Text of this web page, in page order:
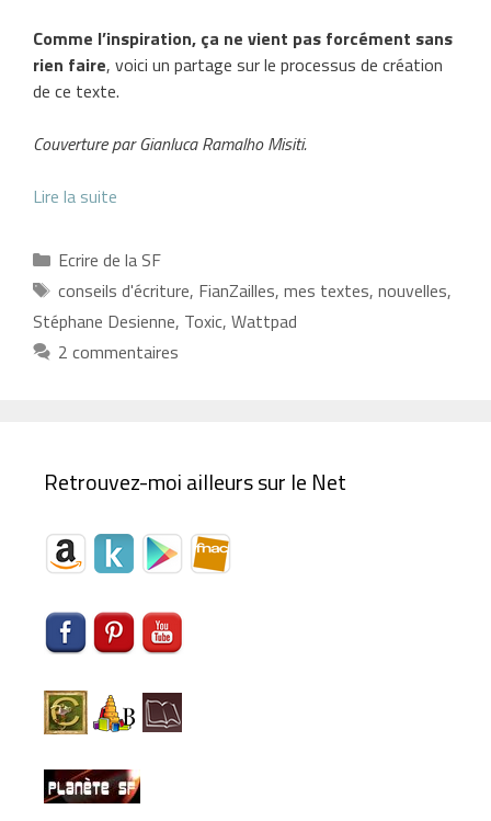
Comme l’inspiration, ça ne vient pas forcément sans
rien faire, voici un partage sur le processus de création
de ce texte.
Couverture par Gianluca Ramalho Misiti.
Lire la suite
Catégories
Ecrire de la SF
Étiquettes
conseils d'écriture, FianZailles, mes textes, nouvelles,
Stéphane Desienne, Toxic, Wattpad
2 commentaires
Retrouvez-moi ailleurs sur le Net